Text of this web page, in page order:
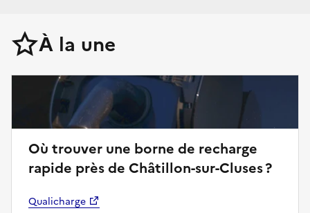
À la une
Où trouver une borne de recharge
rapide près de Châtillon-sur-Cluses ?
Qualicharge